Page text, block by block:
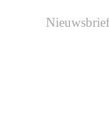
Nieuwsbrief